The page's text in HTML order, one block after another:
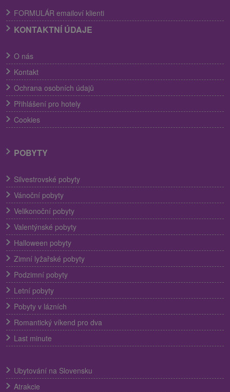
FORMULÁR emailoví klienti
KONTAKTNÍ ÚDAJE
O nás
Kontakt
Ochrana osobních údajů
Přihlášení pro hotely
Cookies
POBYTY
Silvestrovské pobyty
Vánoční pobyty
Velikonoční pobyty
Valentýnské pobyty
Halloween pobyty
Zimní lyžařské pobyty
Podzimní pobyty
Letní pobyty
Pobyty v lázních
Romantický víkend pro dva
Last minute
Ubytování na Slovensku
Atrakcie